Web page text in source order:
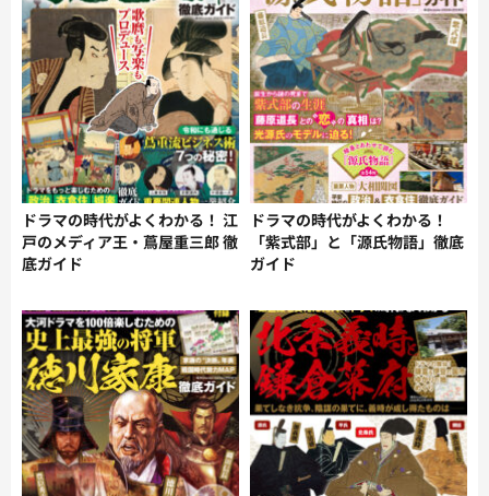
ドラマの時代がよくわかる！ 江
戸のメディア王・蔦屋重三郎 徹
底ガイド
ドラマの時代がよくわかる！
「紫式部」と「源氏物語」徹底
ガイド